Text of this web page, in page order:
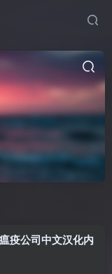
疫公司中文汉化内